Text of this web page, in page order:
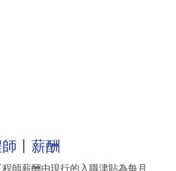
丨薪酬
師薪酬由現行的入職津貼為每月